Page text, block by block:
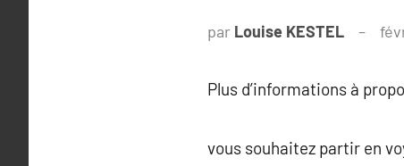
par Louise KESTEL
Plus d’informations à
vous souhaitez partir en